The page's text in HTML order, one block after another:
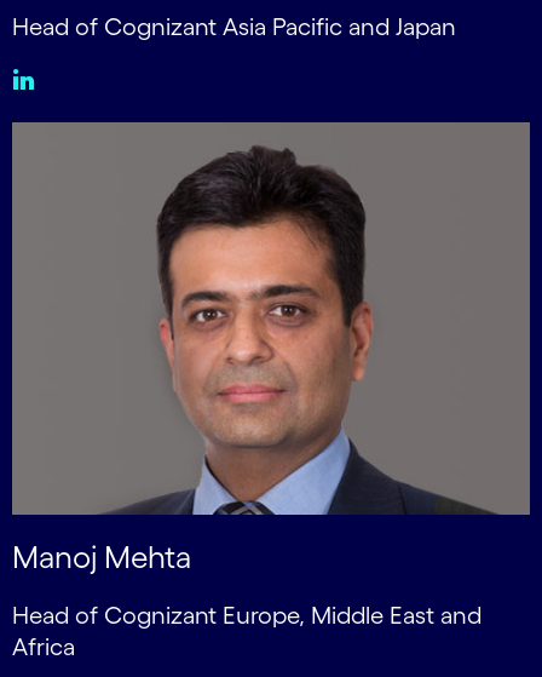
Head of Cognizant Asia Pacific and Japan
Manoj Mehta
Head of Cognizant Europe, Middle East and
Africa